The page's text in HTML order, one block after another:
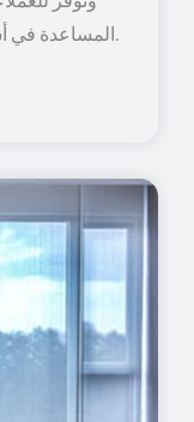
المساعدة في أسرع وقت ممكن من قبل الفنيين لدينا.